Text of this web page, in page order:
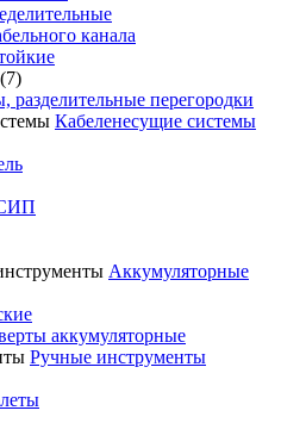
канала
перегородки
Кабеленесущие системы
Аккумуляторные
аккумуляторные
Ручные инструменты